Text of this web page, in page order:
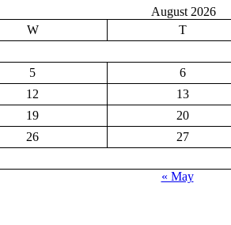
August 2026
W T
5 6
12 13
19 20
26 27
« May